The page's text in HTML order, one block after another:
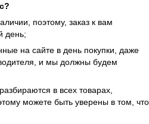
поэтому, заказ к вам
день;
на сайте в день покупки, даже
и мы должны будем
в всех товарах,
можете быть уверены в том, что